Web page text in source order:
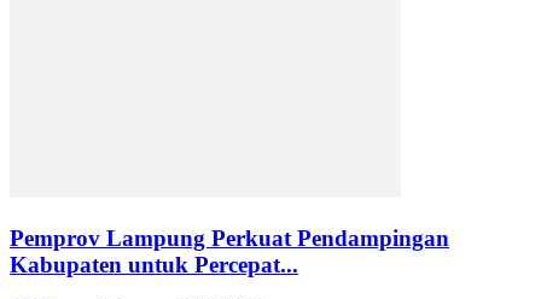
Pemprov Lampung Perkuat Pendampingan
Kabupaten untuk Percepat...